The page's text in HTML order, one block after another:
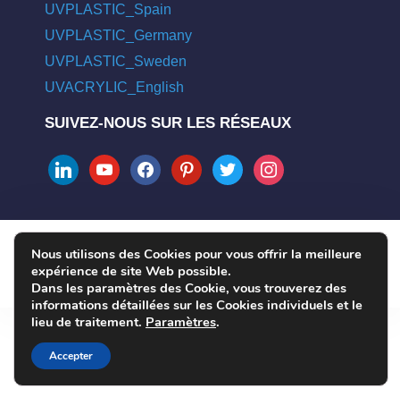
UVPLASTIC_Spain
UVPLASTIC_Germany
UVPLASTIC_Sweden
UVACRYLIC_English
SUIVEZ-NOUS SUR LES RÉSEAUX
linkedinyoutubefacebookpinteresttwitter instagram
COPYRIGHT © 2004 - 2026 UVPLASTIC MATERIAL TECHNOLOGY
CO., LTD. ALL RIGHTS RESERVED
Nous utilisons des Cookies pour vous offrir la meilleure
expérience de site Web possible.
Dans les paramètres des Cookie, vous trouverez des
informations détaillées sur les Cookies individuels et le
lieu de traitement. Paramètres.
Accepter